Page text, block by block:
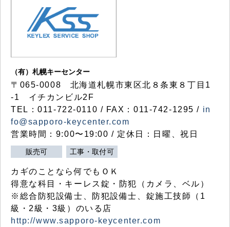
（有）札幌キーセンター
〒065-0008 北海道札幌市東区北８条東８丁目1
-1 イチカンビル2F
TEL：011-722-0110 / FAX：011-742-1295 / in
fo@sapporo-keycenter.com
営業時間：9:00〜19:00 / 定休日：日曜、祝日
販売可 工事・取付可
カギのことなら何でもＯＫ
得意な科目・キーレス錠・防犯（カメラ、ベル）
※総合防犯設備士、防犯設備士、錠施工技師（1
級・2級・3級）のいる店
http://www.sapporo-keycenter.com